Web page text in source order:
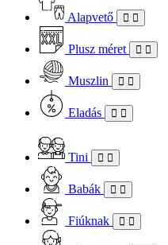
Alapvető
Plusz méret
Muszlin
Eladás
Tini
Babák
Fiúknak